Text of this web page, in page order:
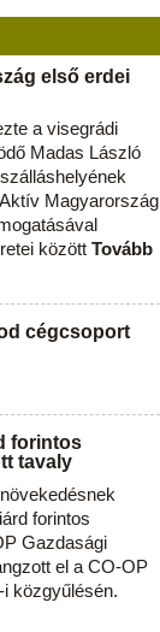
első erdei
a visegrádi
Madas László
Magyarország
között Tovább
cégcsoport
forintos
tavaly
forintos
Gazdasági
el a CO-OP
közgyűlésén.